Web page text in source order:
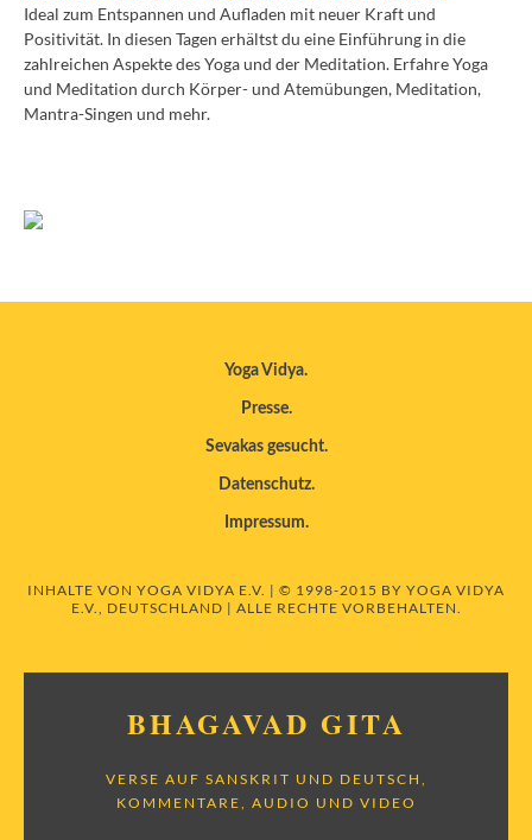
Ideal zum Entspannen und Aufladen mit neuer Kraft und
Positivität. In diesen Tagen erhältst du eine Einführung in die
zahlreichen Aspekte des Yoga und der Meditation. Erfahre Yoga
und Meditation durch Körper- und Atemübungen, Meditation,
Mantra-Singen und mehr.
Yoga Vidya
Presse
Sevakas gesucht
Datenschutz
Impressum
INHALTE VON YOGA VIDYA E.V. | © 1998-2015 BY YOGA VIDYA
E.V., DEUTSCHLAND | ALLE RECHTE VORBEHALTEN.
BHAGAVAD GITA
VERSE AUF SANSKRIT UND DEUTSCH,
KOMMENTARE, AUDIO UND VIDEO